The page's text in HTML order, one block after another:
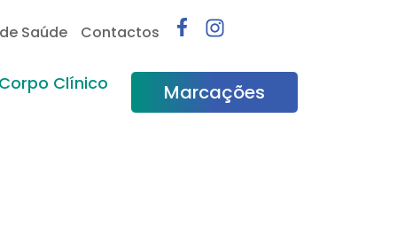
Saúde Contactos
Clínico Marcações